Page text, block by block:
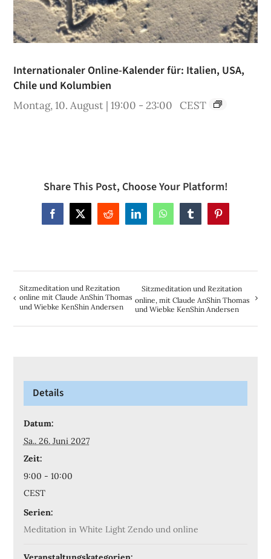
Internationaler Online-Kalender für: Italien, USA,
Chile und Kolumbien
Montag, 10. August | 19:00 -23:00 CEST
Share This Post, Choose Your Platform!
Facebook
X Reddit LinkedInWhatsAppTumblrPinterest
Sitzmeditation und Rezitation
online mit Claude AnShin Thomas
und Wiebke KenShin Andersen
Sitzmeditation und Rezitation
online, mit Claude AnShin Thomas
und Wiebke KenShin Andersen
Details
Datum:
Sa.. 26. Juni 2027
Zeit:
9:00 - 10:00
CEST
Serien:
Meditation in White Light Zendo und online